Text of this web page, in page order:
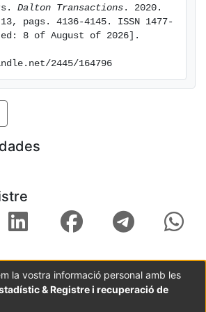
Dalton Transactions . 2020.
pags. 4136-4145. ISSN 1477-
8 of August of 2026].
2445/164796
Metadades
la vostra informació personal amb les
& Registre i recuperació de